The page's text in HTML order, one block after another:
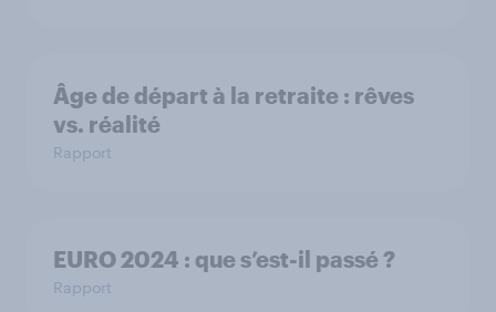
Âge de départ à la retraite : rêves
vs. réalité
Rapport
EURO 2024 : que s’est-il passé ?
Rapport